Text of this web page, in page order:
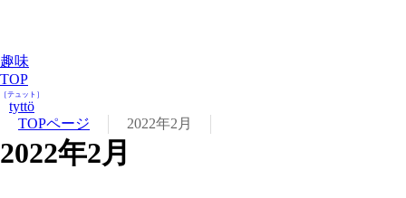
趣味
TOP
tyttö
［テュット］
TOPページ 2022年2月
2022年2月